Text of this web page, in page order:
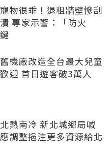
物很乖！退租牆壁慘刮
專家示警：「防火
機廠改造全台最大兒童
迎 首日遊客破3萬人
熱南冷 新北城鄉局喊
調整挹注更多資源給北